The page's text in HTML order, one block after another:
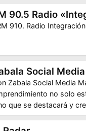
90.5 Radio
910. Radio
Social
Zabala Social Media
no solo
que se destacará y